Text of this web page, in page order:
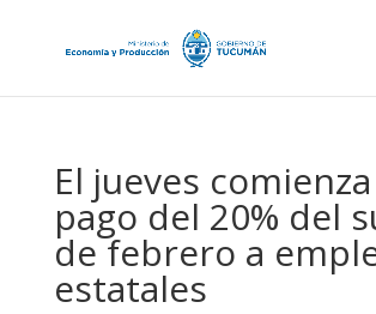
El jueves
pago del 20% del
de febrero a
estatales